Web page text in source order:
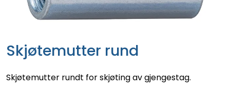
Skjøtemutter rund
Skjøtemutter rundt for skjøting av gjengestag.